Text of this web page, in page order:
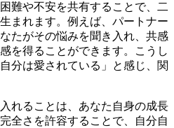
難や不安を共有することで、二
まれます。例えば、パートナー
たがその悩みを聞き入れ、共感
を得ることができます。こうし
分は愛されている」と感じ、関
れることは、あなた自身の成長
全さを許容することで、自分自